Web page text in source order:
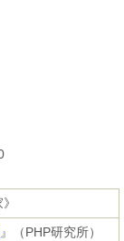
』（PHP研究所）